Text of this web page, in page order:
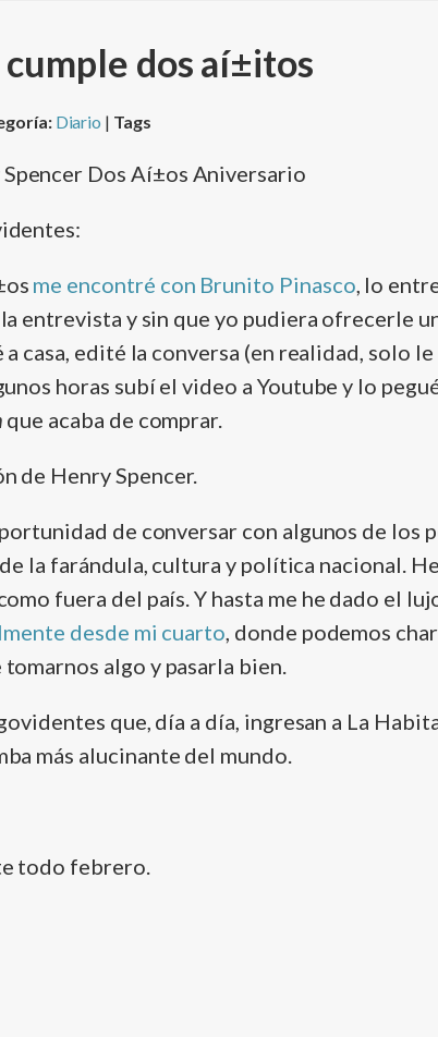
dos aí±itos
Diario | Tags
me encontré con Brunito Pinasco, lo
entrevista y sin que yo pudiera ofrecerle
casa, edité la conversa (en realidad, solo
horas subí­ el video a Youtube y lo
que acaba de comprar.
de Henry Spencer.
de conversar con algunos de los
la farándula, cultura y polí­tica nacional.
fuera del paí­s. Y hasta me he dado el
desde mi cuarto, donde podemos
algo y pasarla bien.
que, dí­a a dí­a, ingresan a La
más alucinante del mundo.
todo febrero.